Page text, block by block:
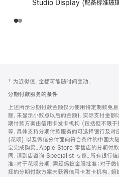
Studio Display (配备标准玻
页
页
脚
注
‡ 为近似值。金额可能随时间变动。
分期付款服务的条件
上述所示分期付款金额仅为使用特定期数免
额，未显示小数点以后的金额)，实际支付金额
期付款方案由信用卡发卡机构 (包括但不限于
等，具体支持分期付款服务的可选择银行及
(花呗) 以及微信分付面向符合条件的中国大
宝完成购买。Apple Store 零售店的分期付
同，请到店咨询 Specialist 专家。所有银行
准；对于花呗分期，需经蚂蚁金服批准；对于
择的分期付款方案未获得信用卡发卡机构、